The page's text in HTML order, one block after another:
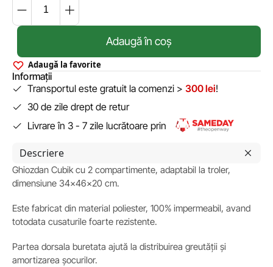
Adaugă în coș
Adaugă la favorite
Informații
Transportul este gratuit la comenzi > 300 lei!
30 de zile drept de retur
Livrare în 3 - 7 zile lucrătoare prin
Descriere
Ghiozdan Cubik cu 2 compartimente, adaptabil la troler,
dimensiune 34x46x20 cm.
Este fabricat din material poliester, 100% impermeabil, avand
totodata cusaturile foarte rezistente.
Partea dorsala buretata ajută la distribuirea greutății și
amortizarea șocurilor.